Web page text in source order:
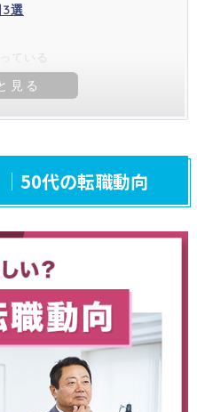
選
ている
ない
50代の転職動向